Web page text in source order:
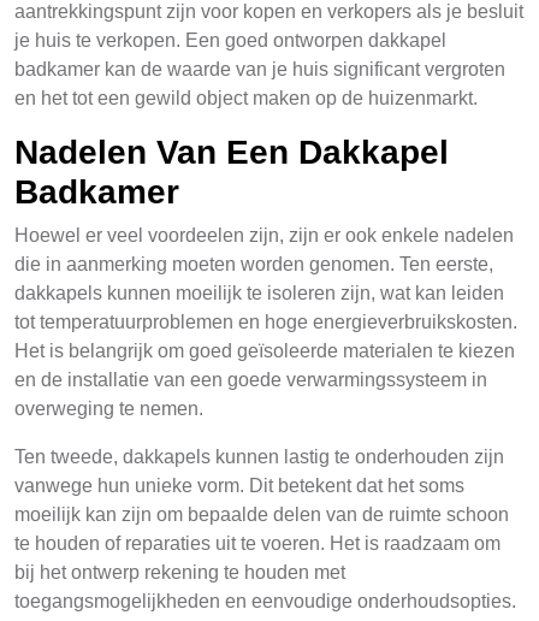
aantrekkingspunt zijn voor kopen en verkopers als je besluit
je huis te verkopen. Een goed ontworpen dakkapel
badkamer kan de waarde van je huis significant vergroten
en het tot een gewild object maken op de huizenmarkt.
Nadelen Van Een Dakkapel
Badkamer
Hoewel er veel voordeelen zijn, zijn er ook enkele nadelen
die in aanmerking moeten worden genomen. Ten eerste,
dakkapels kunnen moeilijk te isoleren zijn, wat kan leiden
tot temperatuurproblemen en hoge energieverbruikskosten.
Het is belangrijk om goed geïsoleerde materialen te kiezen
en de installatie van een goede verwarmingssysteem in
overweging te nemen.
Ten tweede, dakkapels kunnen lastig te onderhouden zijn
vanwege hun unieke vorm. Dit betekent dat het soms
moeilijk kan zijn om bepaalde delen van de ruimte schoon
te houden of reparaties uit te voeren. Het is raadzaam om
bij het ontwerp rekening te houden met
toegangsmogelijkheden en eenvoudige onderhoudsopties.